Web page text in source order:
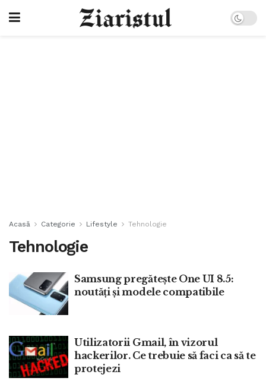
Acasă Categorie Lifestyle Tehnologie
Tehnologie
Samsung pregătește One UI 8.5:
noutăți și modele compatibile
Utilizatorii Gmail, în vizorul
hackerilor. Ce trebuie să faci ca să te
protejezi